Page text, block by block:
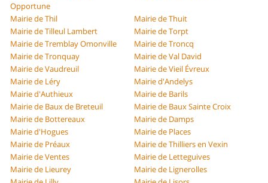
Opportune
Mairie de Thil
Mairie de Thuit
Mairie de Tilleul Lambert
Mairie de Torpt
Mairie de Tremblay Omonville
Mairie de Troncq
Mairie de Tronquay
Mairie de Val David
Mairie de Vaudreuil
Mairie de Vieil Évreux
Mairie de Léry
Mairie d'Andelys
Mairie d'Authieux
Mairie de Barils
Mairie de Baux de Breteuil
Mairie de Baux Sainte Croix
Mairie de Bottereaux
Mairie de Damps
Mairie d'Hogues
Mairie de Places
Mairie de Préaux
Mairie de Thilliers en Vexin
Mairie de Ventes
Mairie de Letteguives
Mairie de Lieurey
Mairie de Lignerolles